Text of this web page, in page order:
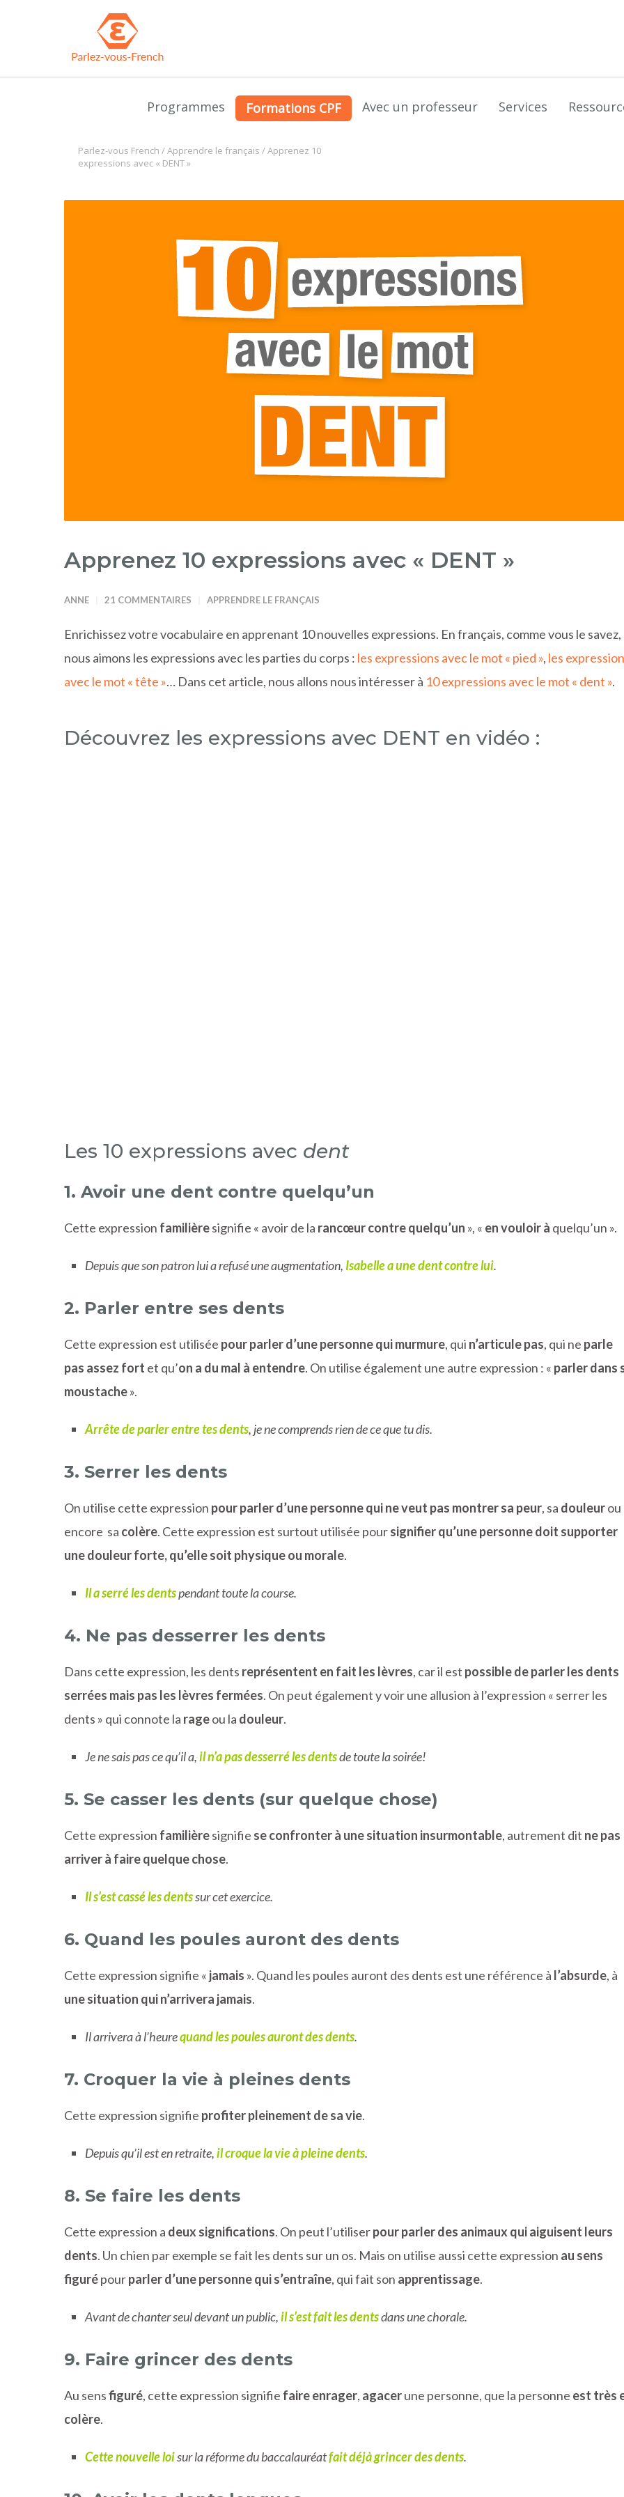
Programmes Formations CPF Avec un professeur Services
Parlez-vous French /Apprendre le français /Apprenez 10
expressions avec « DENT »
Apprenez 10 expressions avec « DENT »
ANNE 21 COMMENTAIRES APPRENDRE LE FRANÇAIS
Enrichissez votre vocabulaire en apprenant 10 nouvelles expressions. En français, comme vous le savez,
nous aimons les expressions avec les parties du corps : les expressions avec le mot « pied », les
avec le mot « tête »… Dans cet article, nous allons nous intéresser à 10 expressions avec le mot « dent ».
Découvrez les expressions avec DENT en vidéo :
Les 10 expressions avec dent
1. Avoir une dent contre quelqu’un
Cette expression familièresignifie « avoir de la rancœurcontre quelqu’un », « en vouloir à quelqu’un ».
Depuis que son patron lui a refusé une augmentation, Isabelle a une dent contre lui.
2. Parler entre ses dents
Cette expression est utilisée pour parler d’une personne qui murmure, qui n’articule pas, qui ne parle
pas assez fort et qu’on a du mal à entendre. On utilise également une autre expression : « parler dans
moustache».
Arrête de parler entre tes dents, je ne comprends rien de ce que tu dis.
3. Serrer les dents
On utilise cette expression pour parler d’une personne qui ne veut pas montrer sa peur, sa douleurou
encore sa colère. Cette expression est surtout utilisée poursignifier qu’une personne doit supporter
une douleur forte, qu’elle soit physique ou morale.
Il a serré les dentspendant toute la course.
4. Ne pas desserrer les dents
Dans cette expression, les dents représentent en fait les lèvres, car il est possible de parler les dents
serrées mais pas les lèvres fermées. On peut également y voir une allusion à l’expression « serrer les
dents » qui connote la rageou la douleur.
Je ne sais pas ce qu’il a,il n’a pas desserré les dentsde toute la soirée!
5. Se casser les dents (sur quelque chose)
Cette expression familièresignifie se confronter à une situation insurmontable, autrement dit ne pas
arriver à faire quelque chose.
Il s’est cassé les dentssur cet exercice.
6. Quand les poules auront des dents
Cette expression signifie « jamais ». Quand les poules auront des dents est une référence à l’absurde, à
une situation qui n’arrivera jamais.
Il arrivera à l’heurequand les poules auront des dents.
7. Croquer la vie à pleines dents
Cette expression signifie profiter pleinement de sa vie.
Depuis qu’il est en retraite,il croque la vie à pleine dents.
8. Se faire les dents
Cette expression a deux significations. On peut l’utiliserpour parler des animaux qui aiguisent leurs
dents. Un chien par exemple se fait les dents sur un os. Mais on utilise aussi cette expression au sens
figurépourparler d’une personne qui s’entraîne, qui fait son apprentissage.
Avant de chanter seul devant un public,il s’est fait les dentsdans une chorale.
9. Faire grincer des dents
Au sensfiguré, cette expression signifie faire enrager, agacerune personne, que la personne est très
colère.
Cette nouvelle loisur la réforme du baccalauréatfait déjà grincer des dents.